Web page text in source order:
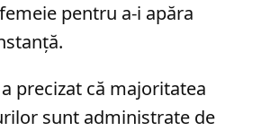
pentru a-i apăra
precizat că majoritatea
sunt administrate de